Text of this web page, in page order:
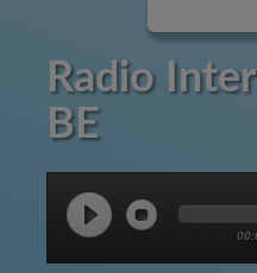
Radio
BE